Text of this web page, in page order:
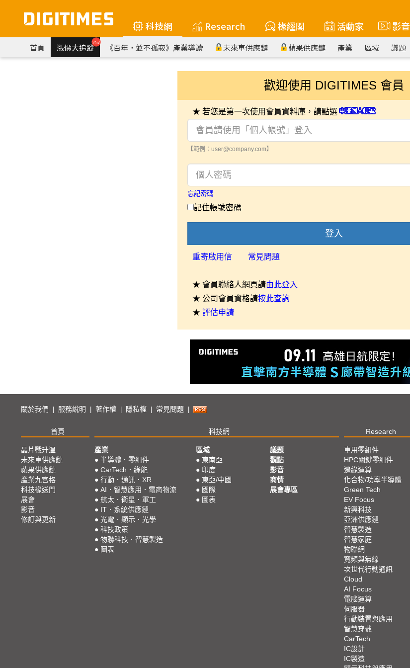
科技網 Research 椽經閣 活動家 影音
首頁 漲價大追蹤257 《百年，並不孤寂》產業導讀 未來車供應鏈 蘋果供應鏈 產業 區域 議題
歡迎使用 DIGITIMES 會員
★ 若您是第一次使用會員資料庫，請點選
【範例：user@company.com】
忘記密碼
記住帳號密碼
登入
重寄啟用信 常見問題
★ 會員聯絡人網頁請由此登入
★ 公司會員資格請按此查詢
★ 評估申請
關於我們 服務說明 著作權 隱私權 常見問題
首頁 科技網 Research
晶片戰升溫
未來車供應鏈
蘋果供應鏈
產業九宮格
科技椽送門
展會
影音
修訂與更新
產業
● 半導體．零組件
● CarTech．綠能
● 行動．通訊．XR
● AI．智慧應用．電商物流
● 航太．衛星．軍工
● IT．系統供應鏈
● 光電．顯示．光學
● 科技政策
● 物聯科技．智慧製造
● 圖表
區域
● 東南亞
● 印度
● 東亞/中國
● 國際
● 圖表
議題
觀點
影音
商情
展會專區
車用零組件
HPC關鍵零組件
邊緣運算
化合物/功率半導體
Green Tech
EV Focus
新興科技
亞洲供應鏈
智慧製造
智慧家庭
物聯網
寬頻與無線
次世代行動通訊
Cloud
AI Focus
電腦運算
伺服器
行動裝置與應用
智慧穿戴
CarTech
IC設計
IC製造